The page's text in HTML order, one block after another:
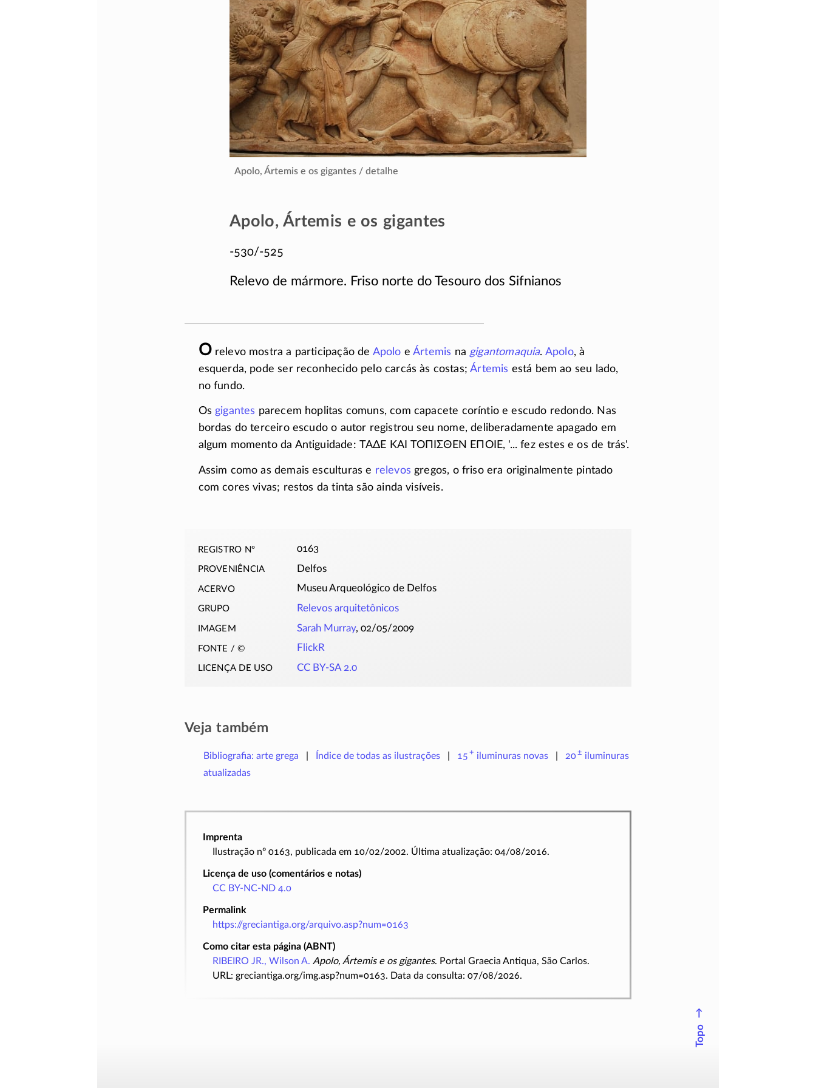
Apolo, Ártemis e os gigantes / detalhe
Apolo, Ártemis e os gigantes
-530/-525
Relevo de mármore. Friso norte do Tesouro dos Sifnianos
Orelevo mostra a participação de Apolo eÁrtemis na gigantomaquia. Apolo, à
esquerda, pode ser reconhecido pelo carcás às costas;Ártemis está bem ao seu lado,
no fundo.
Os gigantes parecem hoplitas comuns, com capacete coríntio e escudo redondo. Nas
bordas do terceiro escudo o autor registrou seu nome, deliberadamente apagado em
algum momento da Antiguidade: ΤΑΔΕ ΚΑΙ ΤΟΠΙΣΘΕΝ ΕΠΟΙΕ, '... fez estes e os de trás'.
Assim como as demais esculturas e relevos gregos, o friso era originalmente pintado
com cores vivas; restos da tinta são ainda visíveis.
registro nº 0163
proveniência Delfos
acervo Museu Arqueológico de Delfos
grupo Relevos arquitetônicos
imagem Sarah Murray, 02/05/2009
fonte / © FlickR
licença de uso CC BY-SA 2.0
Veja também
Bibliografia: arte grega Índice de todas as ilustrações 15 + iluminurasnovas 20± iluminuras
atualizadas
Imprenta
Ilustração nº 0163, publicada em 10/02/2002. Última atualização: 04/08/2016.
Licença de uso (comentários e notas)
CC BY-NC-ND 4.0
Permalink
https://greciantiga.org/arquivo.asp?num=0163
Como citar esta página (ABNT)
RIBEIRO JR., Wilson A. Apolo, Ártemis e os gigantes. Portal Graecia Antiqua, São Carlos.
URL: greciantiga.org/img.asp?num=0163. Data da consulta: 07/08/2026.
↑
Topo